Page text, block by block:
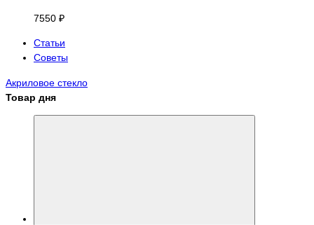
7550 ₽
Статьи
Советы
Акриловое стекло
Товар дня